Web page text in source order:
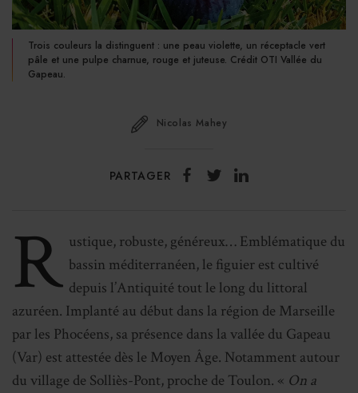
Trois couleurs la distinguent : une peau violette, un réceptacle vert
pâle et une pulpe charnue, rouge et juteuse. Crédit OTI Vallée du
Gapeau.
Nicolas Mahey
PARTAGER
R ustique, robuste, généreux… Emblématique du
bassin méditerranéen, le figuier est cultivé
depuis l’Antiquité tout le long du littoral
azuréen. Implanté au début dans la région de Marseille
par les Phocéens, sa présence dans la vallée du Gapeau
(Var) est attestée dès le Moyen Âge. Notamment autour
du village de Solliès-Pont, proche de Toulon. « On a